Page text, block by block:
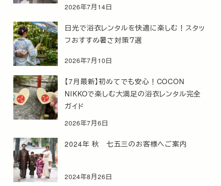
2026年7月14日
日光で浴衣レンタルを快適に楽しむ！スタッ
フおすすめ暑さ対策７選
2026年7月10日
【7月最新】初めてでも安心！COCON
NIKKOで楽しむ大満足の浴衣レンタル完全
ガイド
2026年7月6日
2024年 秋 七五三のお客様へご案内
2024年8月26日